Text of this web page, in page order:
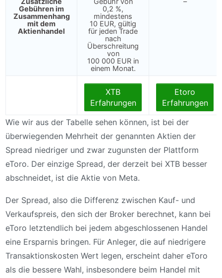
Gebühren im
Zusammenhang
mit dem
Aktienhandel
0,2 %,
mindestens
10 EUR, gültig
für jeden Trade
nach
Überschreitung
von
100 000 EUR in
einem Monat.
XTB
Erfahrungen
Etoro
Erfahrungen
Wie wir aus der Tabelle sehen können, ist bei der
überwiegenden Mehrheit der genannten Aktien der
Spread niedriger und zwar zugunsten der Plattform
eToro. Der einzige Spread, der derzeit bei XTB besser
abschneidet, ist die Aktie von Meta.
Der Spread, also die Differenz zwischen Kauf- und
Verkaufspreis, den sich der Broker berechnet, kann bei
eToro letztendlich bei jedem abgeschlossenen Handel
eine Ersparnis bringen. Für Anleger, die auf niedrigere
Transaktionskosten Wert legen, erscheint daher eToro
als die bessere Wahl, insbesondere beim Handel mit